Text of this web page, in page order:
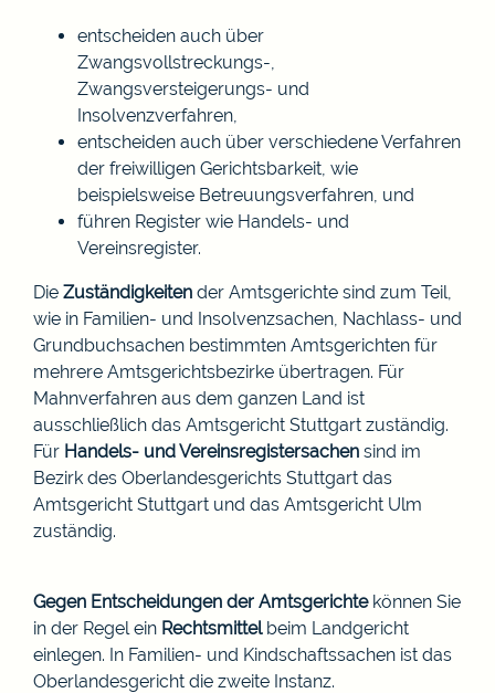
entscheiden auch über
Zwangsvollstreckungs-,
Zwangsversteigerungs- und
Insolvenzverfahren,
entscheiden auch über verschiedene Verfahren
der freiwilligen Gerichtsbarkeit, wie
beispielsweise Betreuungsverfahren, und
führen Register wie Handels- und
Vereinsregister.
Die Zuständigkeiten der Amtsgerichte sind zum Teil,
wie in Familien- und Insolvenzsachen, Nachlass- und
Grundbuchsachen bestimmten Amtsgerichten für
mehrere Amtsgerichtsbezirke übertragen. Für
Mahnverfahren aus dem ganzen Land ist
ausschließlich das Amtsgericht Stuttgart zuständig.
Für Handels- und Vereinsregistersachen sind im
Bezirk des Oberlandesgerichts Stuttgart das
Amtsgericht Stuttgart und das Amtsgericht Ulm
zuständig.
Gegen Entscheidungen der Amtsgerichtekönnen Sie
in der Regel ein Rechtsmittelbeim Landgericht
einlegen. In Familien- und Kindschaftssachen ist das
Oberlandesgericht die zweite Instanz.